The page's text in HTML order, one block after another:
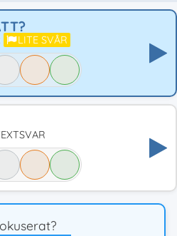
LITE SVÅR